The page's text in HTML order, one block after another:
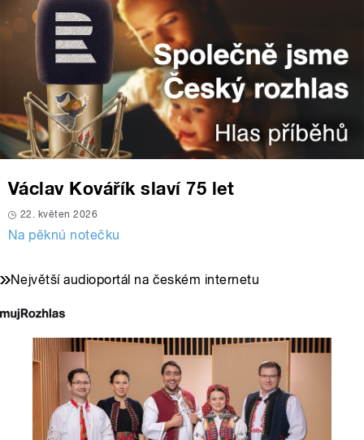
Václav Kovářík slaví 75 let
22. květen 2026
Na pěknú notečku
Největší audioportál na českém internetu